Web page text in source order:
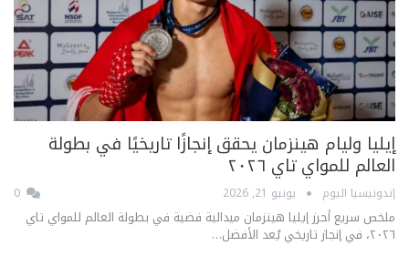
إيليا وليام هينزمان يحقق إنجازًا تاريخيًا في بطولة
العالم للمواي تاي ٢٠٢٦
إندونيسيا اليوم يونيو 21, 2026
ملخص سريع أحرز إيليا هينزمان ميدالية فضية في بطولة العالم للمواي تاي
٢٠٢٦، في إنجاز تاريخي يُعد الأفضل…